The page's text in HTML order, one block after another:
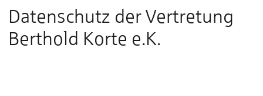
Datenschutz der Vertretung
Berthold Korte e.K.